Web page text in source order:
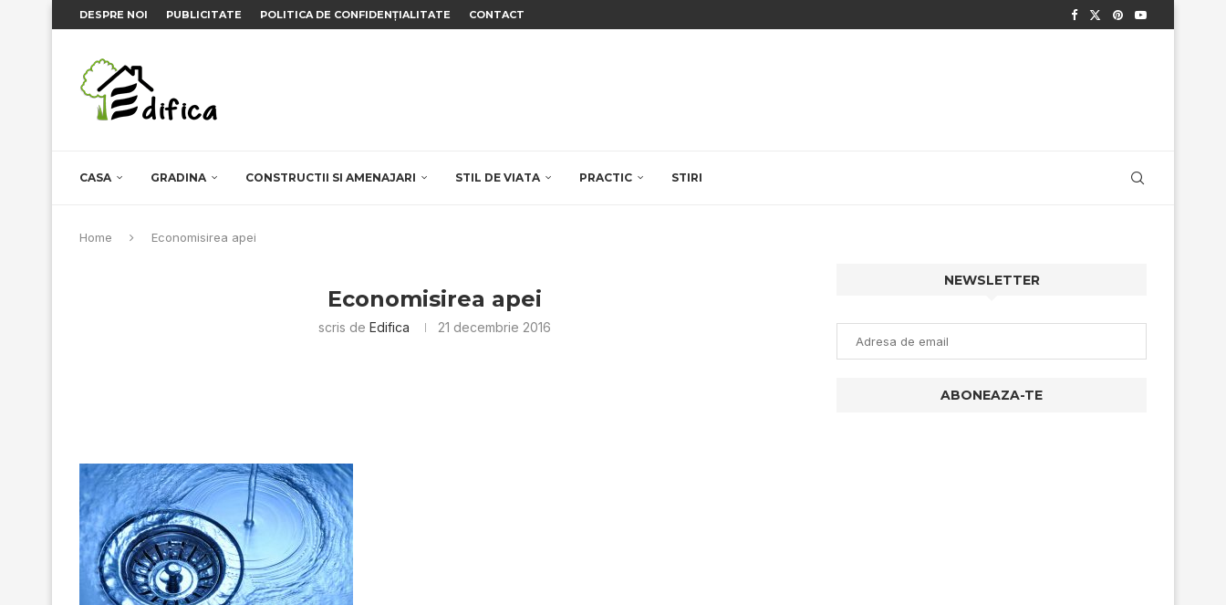
DESPRE NOI PUBLICITATE POLITICA DE CONFIDENȚIALITATE CONTACT
CASA GRADINA CONSTRUCTII SI AMENAJARI STIL DE VIATA PRACTIC STIRI
Home Economisirea apei
Economisirea apei
scris deEdifica 21 decembrie 2016
NEWSLETTER